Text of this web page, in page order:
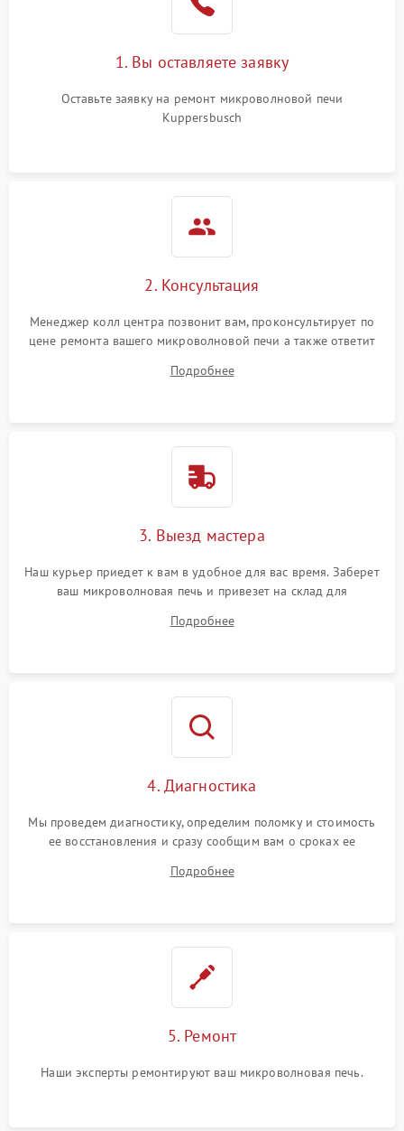
2400 ₽ Подробнее →
2000 ₽
1. Вы оставляете заявку
Оставьте заявку на ремонт микроволновой печи
Kuppersbusch
2. Консультация
Менеджер колл центра позвонит вам, проконсультирует по
цене ремонта вашего микроволновой печи а также ответит
Подробнее
3. Выезд мастера
Наш курьер приедет к вам в удобное для вас время. Заберет
ваш микроволновая печь и привезет на склад для
Подробнее
4. Диагностика
Мы проведем диагностику, определим поломку и стоимость
ее восстановления и сразу сообщим вам о сроках ее
Подробнее
5. Ремонт
Наши эксперты ремонтируют ваш микроволновая печь.